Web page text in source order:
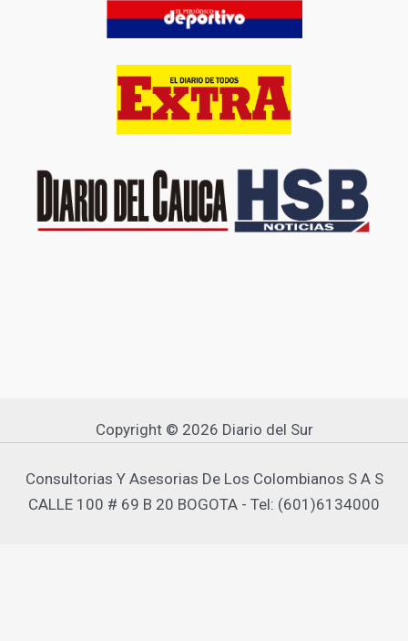
Copyright © 2026 Diario del Sur
Consultorias Y Asesorias De Los Colombianos S A S
CALLE 100 # 69 B 20 BOGOTA - Tel: (601)6134000